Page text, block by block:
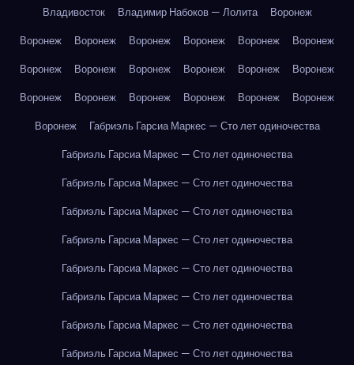
Владивосток
Владимир Набоков — Лолита
Воронеж
Воронеж
Воронеж Воронеж Воронеж Воронеж
Воронеж
Воронеж
Воронеж Воронеж Воронеж Воронеж
Воронеж
Воронеж
Воронеж Воронеж Воронеж Воронеж
Воронеж
Воронеж
Габриэль Гарсиа Маркес — Сто лет одиночества
Габриэль Гарсиа Маркес — Сто лет одиночества
Габриэль Гарсиа Маркес — Сто лет одиночества
Габриэль Гарсиа Маркес — Сто лет одиночества
Габриэль Гарсиа Маркес — Сто лет одиночества
Габриэль Гарсиа Маркес — Сто лет одиночества
Габриэль Гарсиа Маркес — Сто лет одиночества
Габриэль Гарсиа Маркес — Сто лет одиночества
Габриэль Гарсиа Маркес — Сто лет одиночества